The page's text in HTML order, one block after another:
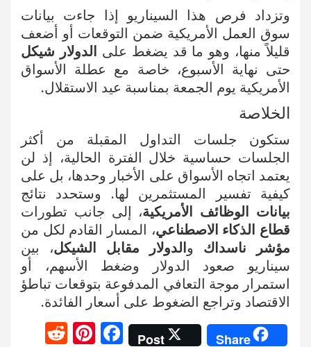
وتزداد فرص هذا السيناريو إذا جاءت بيانات
سوق العمل الأمريكية ضمن التوقعات أو أضعف
قليلاً منها، وهو ما قد يضغط على
الدولار شيكل
حتى نهاية الأسبوع، خاصة مع عطلة الأسواق
الأمريكية يوم الجمعة بمناسبة عيد الاستقلال.
الخلاصة
ستكون جلسات التداول المقبلة من أكثر
الجلسات حساسية خلال الفترة الحالية، إذ لن
يعتمد اتجاه الأسواق على الأخبار وحدها، بل على
كيفية تفسير المستثمرين لها. وستحدد نتائج
بيانات الوظائف الأمريكية، إلى جانب تطورات
قطاع الذكاء الاصطناعي، المسار القادم لكل من
مؤشر ناسداك و الدولار مقابل الشيكل، بين
سيناريو صعود الدولار وضغط الأسهم، أو
استمرار موجة التعافي المدفوعة بتوقعات تباطؤ
الاقتصاد وتراجع الضغوط على أسعار الفائدة.
Share
Post
F
Pi